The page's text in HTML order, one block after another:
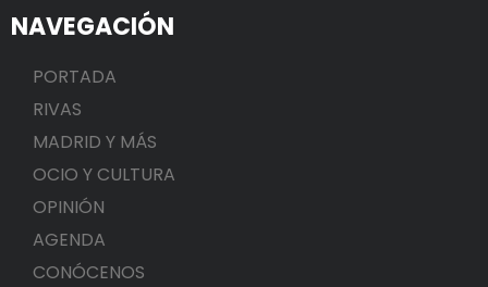
NAVEGACIÓN
PORTADA
RIVAS
MADRID Y MÁS
OCIO Y CULTURA
OPINIÓN
AGENDA
CONÓCENOS